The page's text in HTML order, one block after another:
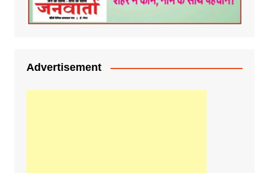
Advertisement